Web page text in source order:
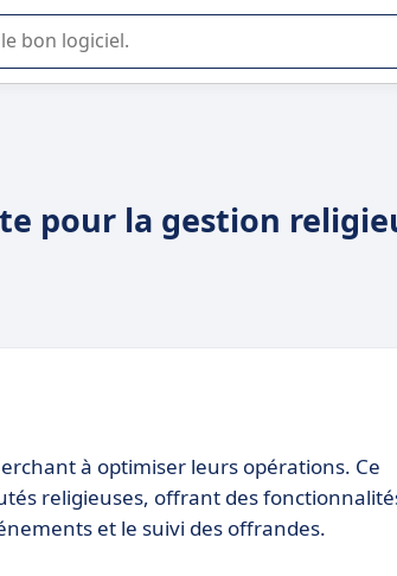
de logiciel SaaS en entreprise.
pour la gestion
à optimiser leurs opérations. Ce
religieuses, offrant des
et le suivi des offrandes.